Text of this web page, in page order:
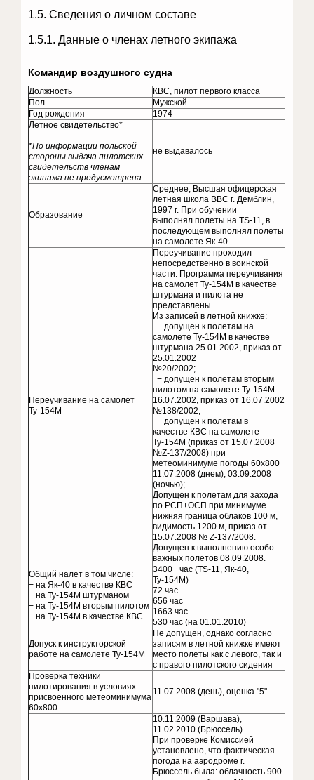
1.5. Сведения о личном составе
1.5.1. Данные о членах летного экипажа
Командир воздушного судна
Должность
КВС, пилот первого класса
Пол
Мужской
Год рождения
1974
Летное свидетельство*
*По информации польской
стороны выдача пилотских
свидетельств членам
экипажа не предусмотрена.
не выдавалось
Образование
Среднее, Высшая офицерская
летная школа ВВС г. Демблин,
1997 г. При обучении
выполнял полеты на TS-11, в
последующем выполнял полеты
на самолете Як-40.
Переучивание на самолет
Ту-154М
Переучивание проходил
непосредственно в воинской
части. Программа переучивания
на самолет Ту-154М в качестве
штурмана и пилота не
представлены.
Из записей в летной книжке:
− допущен к полетам на
самолете Ту-154М в качестве
штурмана 25.01.2002, приказ от
25.01.2002
№20/2002;
− допущен к полетам вторым
пилотом на самолете Ту-154М
16.07.2002, приказ от 16.07.2002
№138/2002;
− допущен к полетам в
качестве КВС на самолете
Ту-154М (приказ от 15.07.2008
№Z-137/2008) при
метеоминимуме погоды 60х800
11.07.2008 (днем), 03.09.2008
(ночью);
Допущен к полетам для захода
по РСП+ОСП при минимуме
нижняя граница облаков 100 м,
видимость 1200 м, приказ от
15.07.2008 № Z-137/2008.
Допущен к выполнению особо
важных полетов 08.09.2008.
Общий налет в том числе:
− на Як-40 в качестве КВС
− на Ту-154М штурманом
− на Ту-154М вторым пилотом
− на Ту-154М в качестве КВС
3400+ час (TS-11, Як-40,
Ту-154М)
72 час
656 час
1663 час
530 час (на 01.01.2010)
Допуск к инструкторской
работе на самолете Ту-154М
Не допущен, однако согласно
записям в летной книжке имеют
место полеты как с левого, так и
с правого пилотского сидения
Проверка техники
пилотирования в условиях
присвоенного метеоминимума
60х800
11.07.2008 (день), оценка "5"
10.11.2009 (Варшава),
11.02.2010 (Брюссель).
При проверке Комиссией
установлено, что фактическая
погода на аэродроме г.
Брюссель была: облачность 900